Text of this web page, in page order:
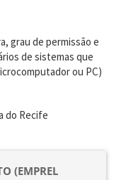
grau de permissão e
de sistemas que
ou PC)
do Recife
(EMPREL